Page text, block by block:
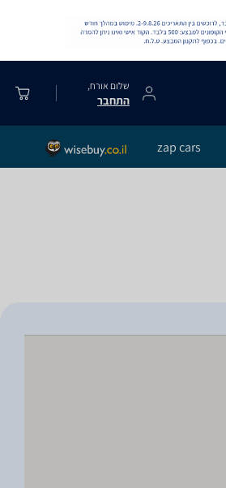
שלום אורח,
התחבר
zap cars